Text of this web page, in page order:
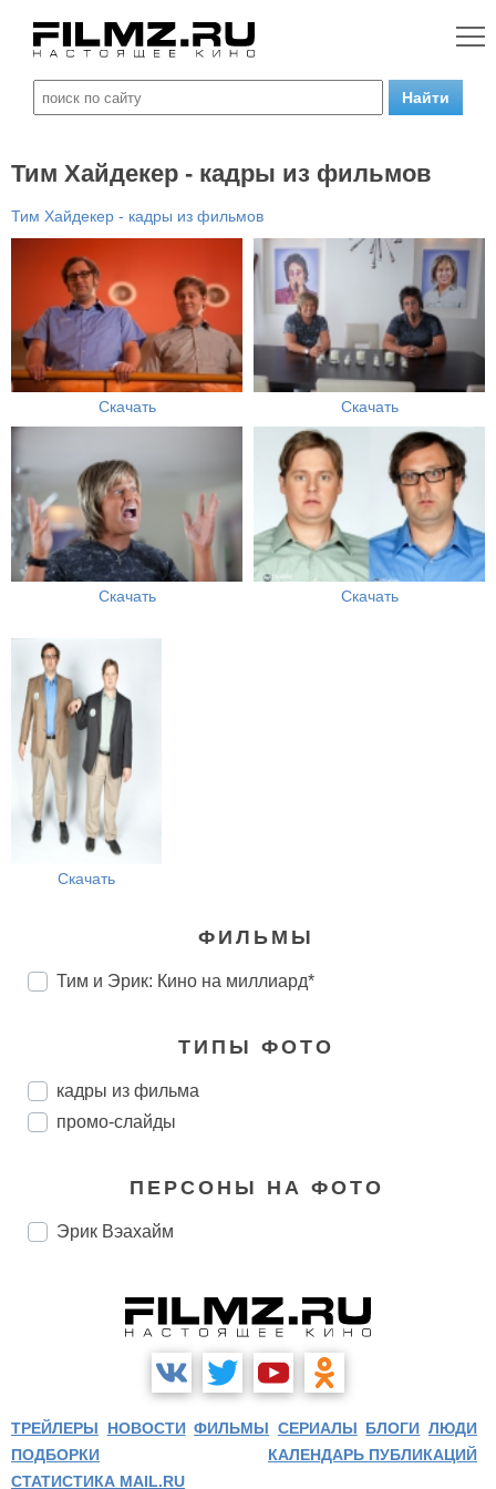
Тим Хайдекер - кадры из фильмов
Тим Хайдекер - кадры из фильмов
Скачать Скачать
Скачать Скачать
Скачать
ФИЛЬМЫ
Тим и Эрик: Кино на миллиард*
ТИПЫ ФОТО
кадры из фильма
промо-слайды
ПЕРСОНЫ НА ФОТО
Эрик Вэахайм
ТРЕЙЛЕРЫ НОВОСТИ ФИЛЬМЫ СЕРИАЛЫ БЛОГИ ЛЮДИ
ПОДБОРКИ
КАЛЕНДАРЬ ПУБЛИКАЦИЙ
СТАТИСТИКА MAIL.RU